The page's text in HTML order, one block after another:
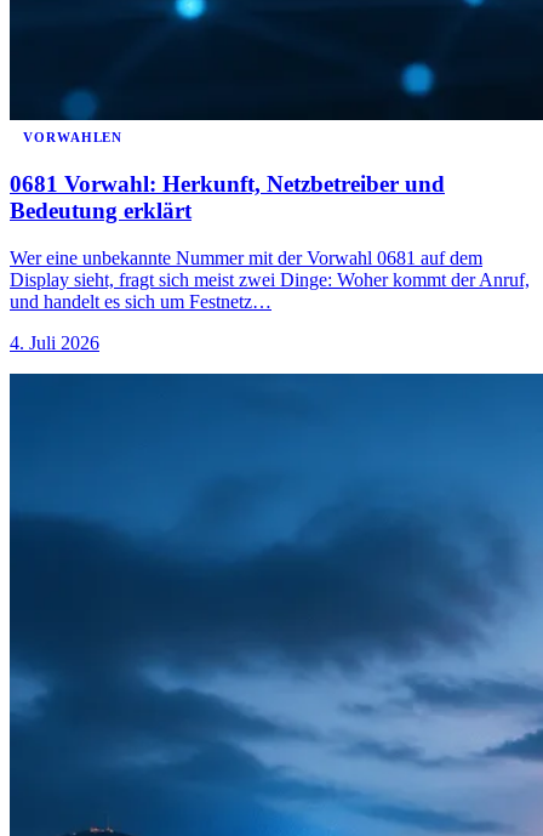
VORWAHLEN
0681 Vorwahl: Herkunft, Netzbetreiber und
Bedeutung erklärt
Wer eine unbekannte Nummer mit der Vorwahl 0681 auf dem
Display sieht, fragt sich meist zwei Dinge: Woher kommt der Anruf,
und handelt es sich um Festnetz…
4. Juli 2026